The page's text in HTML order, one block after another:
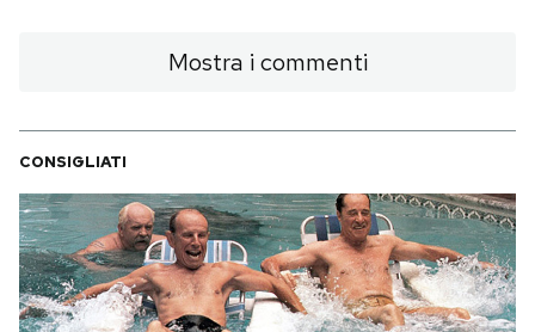
Mostra i commenti
CONSIGLIATI